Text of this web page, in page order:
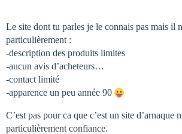
Le site dont tu parles je le connais pas mais il
particulièrement :
-description des produits limites
-aucun avis d’acheteurs…
-contact limité
-apparence un peu année 90
C’est pas pour ca que c’est un site d’arnaque
particulièrement confiance.